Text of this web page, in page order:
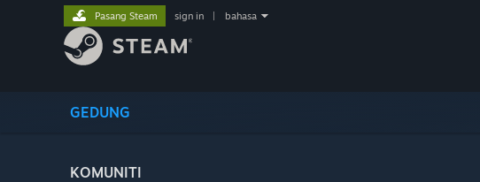
GEDUNG
KOMUNITI
Pasang Steam sign in bahasa